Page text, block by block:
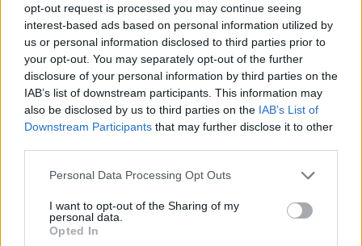
opt-out request is processed you may continue seeing
interest-based ads based on personal information utilized by
us or personal information disclosed to third parties prior to
your opt-out. You may separately opt-out of the further
disclosure of your personal information by third parties on the
IAB’s list of downstream participants. This information may
also be disclosed by us to third parties on the IAB’s List of
Downstream Participants that may further disclose it to other
Personal Data Processing Opt Outs
I want to opt-out of the Sharing of my
personal data.
Opted In
Beste forumlezers,
Wanneer je in dit forum aktief aan de gesprekken
wil deelnemen, of een eigen post wil starten, moet
je eerst in het spel inloggen. Wanneer je nog geen
spelaccount hebt zal je je eerst moeten
registreren. We verheugen ons op je bezoek in
ons nieuwe forum.„Naar het spel“
Klaartjuh
Hallo boeren en boerinnen,